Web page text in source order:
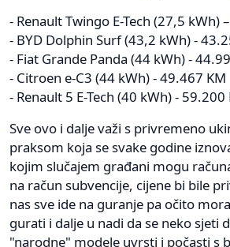
- Renault Twingo E-Tech (27,5 kWh)
- BYD Dolphin Surf (43,2 kWh) -
- Fiat Grande Panda (44 kWh) -
- Citroen e-C3 (44 kWh) - 49.467 KM
- Renault 5 E-Tech (40 kWh) - 59.200
Sve ovo i dalje važi s privremeno
praksom koja se svake godine
kojim slučajem građani mogu
na račun subvencije, cijene bi bile
nas sve ide na guranje pa očito
gurati i dalje u nadi da se neko sjeti
"narodne" modele uvrsti i počasti s